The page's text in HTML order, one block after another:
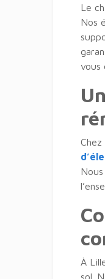
Le
Nos
vous
Nous
À
sol.